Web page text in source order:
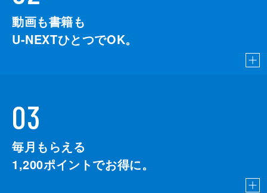
動画も書籍も
U-NEXTひとつでOK。
03
毎月もらえる
1,200ポイントでお得に。